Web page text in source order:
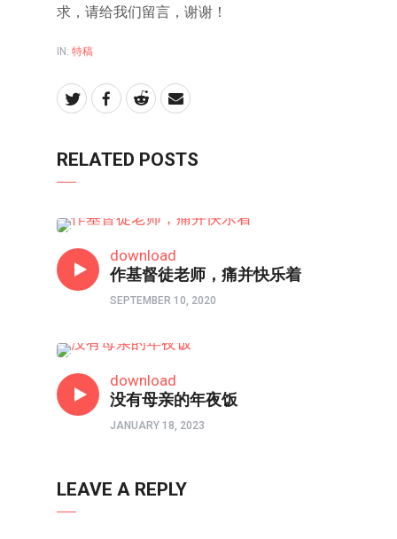
求，请给我们留言，谢谢！
IN: 特稿
RELATED POSTS
download
作基督徒老师，痛并快乐着
SEPTEMBER 10, 2020
download
没有母亲的年夜饭
JANUARY 18, 2023
LEAVE A REPLY